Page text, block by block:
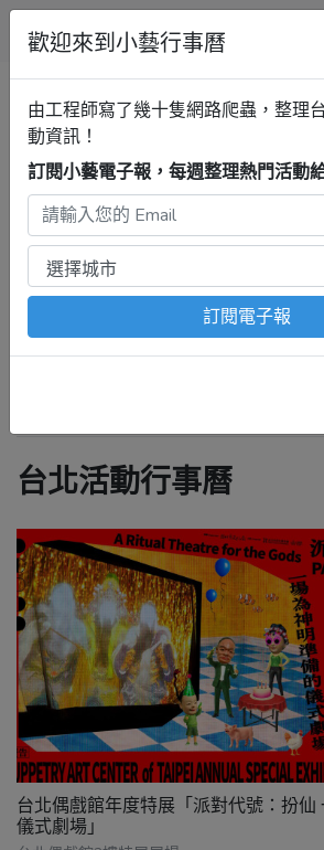
小藝行事曆
尋找展覽、逛展、聽
小藝行事曆：由42隻網路
歡迎主辦單位，註冊帳號
動資訊喔！
每月超過20萬人使用！
台北活動行事曆
台北偶戲館年度特展「派對代號：扮仙
儀式劇場」
歡迎來到小藝行事曆
由工程師寫了幾十隻網路爬蟲，整理
動資訊！
訂閱小藝電子報，每週整理熱門活動
訂閱電子報